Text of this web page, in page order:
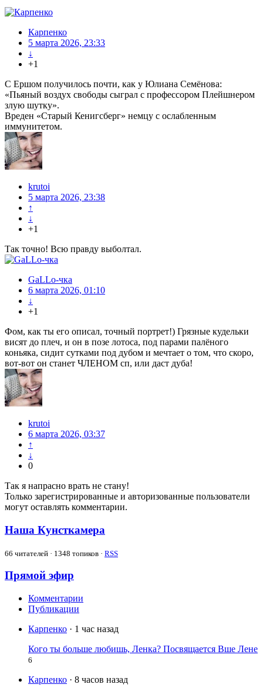
Карпенко
5 марта 2026, 23:33
↓
+1
С Ершом получилось почти, как у Юлиана Семёнова:
«Пьяный воздух свободы сыграл с профессором Плейшнером
злую шутку».
Вреден «Старый Кенигсберг» немцу с ослабленным
иммунитетом.
krutoi
5 марта 2026, 23:38
↑
↓
+1
Так точно! Всю правду выболтал.
GaLLo-чка
6 марта 2026, 01:10
↓
+1
Фом, как ты его описал, точный портрет!) Грязные кудельки
висят до плеч, и он в позе лотоса, под парами палёного
коньяка, сидит сутками под дубом и мечтает о том, что скоро,
вот-вот он станет ЧЛЕНОМ сп, или даст дуба!
krutoi
6 марта 2026, 03:37
↑
↓
0
Так я напрасно врать не стану!
Только зарегистрированные и авторизованные пользователи
могут оставлять комментарии.
Наша Кунсткамера
66 читателей · 1348 топиков · RSS
Прямой эфир
Комментарии
Публикации
Карпенко · 1 час назад
Кого ты больше любишь, Ленка? Посвящается Вше Лене
6
Карпенко · 8 часов назад